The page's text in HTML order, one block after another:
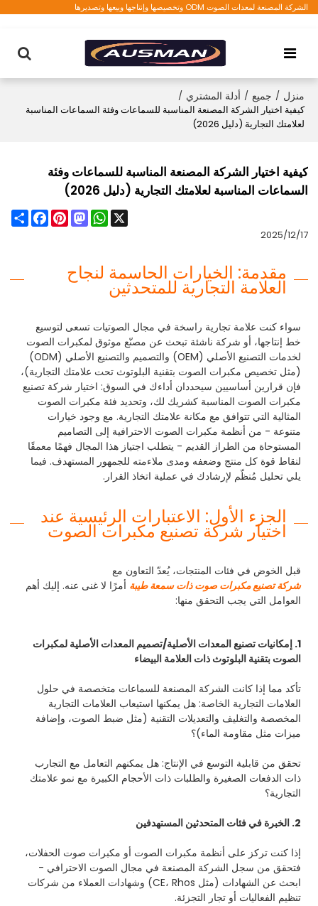
الشركة المصنعة لمعدات الصوت ODM وتخصيصها وإنتاجها وبيعها وتصديرها
منزل / جميع / أدلة المشتري /
كيفية اختيار الشركة المصنعة المناسبة للسماعات وفئة السماعات المناسبة
لعلامتك التجارية (دليل 2026)
كيفية اختيار الشركة المصنعة المناسبة للسماعات وفئة
السماعات المناسبة لعلامتك التجارية (دليل 2026)
Share
FacebookPinterest
Mastodon
WhatsApp
X
2025/12/17
مقدمة: الخيارات الحاسمة لنجاح
العلامة التجارية للمتحدثين
سواء كنت علامة تجارية راسخة في مجال الصوتيات تسعى لتوسيع
خط إنتاجها، أو شركة ناشئة تبحث عن مصنّع موثوق لمكبرات الصوت
لخدمات التصنيع الأصلي (OEM) والتصميم والتصنيع الأصلي (ODM)
(مثل تخصيص مكبرات الصوت بتقنية البلوتوث تحت علامتك التجارية)،
فإن قرارين أساسيين سيحددان أداءك في السوق: اختيار شركة تصنيع
مكبرات الصوت المناسبة كشريك لك، وتحديد فئة مكبرات الصوت
المثالية التي تتوافق مع مكانة علامتك التجارية. مع وجود خيارات
متنوعة - من أنظمة مكبرات الصوت الاحترافية إلى التصاميم
المستوحاة من الطراز القديم - يتطلب اجتياز هذا المجال فهمًا معمقًا
لنقاط قوة كل منتج وضعفه ومدى ملاءمته للجمهور المستهدف. فيما
يلي تحليل مُنظّم لإرشادك في عملية اتخاذ القرار.
الجزء الأول: الاعتبارات الرئيسية عند
اختيار شركة تصنيع مكبرات الصوت
قبل الخوض في فئات المنتجات، يُعدّ التعاون مع
شركة تصنيع مكبرات صوت ذات سمعة طيبة أمرًا لا غنى عنه. إليك أهم
العوامل التي يجب التحقق منها:
1. إمكانيات تصنيع المعدات الأصلية/تصميم المعدات الأصلية لمكبرات
الصوت بتقنية البلوتوث ذات العلامة البيضاء
تأكد مما إذا كانت الشركة المصنعة للسماعات متخصصة في حلول
العلامات التجارية الخاصة: هل يمكنها استيعاب العلامات التجارية
المخصصة والتغليف والتعديلات التقنية (مثل ضبط الصوت، وإضافة
ميزات مثل مقاومة الماء)؟
تحقق من قابلية التوسع في الإنتاج: هل يمكنهم التعامل مع التجارب
ذات الدفعات الصغيرة والطلبات ذات الأحجام الكبيرة مع نمو علامتك
التجارية؟
2. الخبرة في فئات المتحدثين المستهدفين
إذا كنت تركز على أنظمة مكبرات الصوت أو مكبرات صوت الحفلات،
فتحقق من سجل الشركة المصنعة في مجال الصوت الاحترافي -
ابحث عن الشهادات (مثل CE، Rhos) وشهادات العملاء من شركات
تنظيم الفعاليات أو تجار التجزئة.